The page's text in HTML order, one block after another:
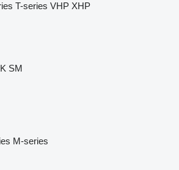
T-series VHP XHP
SM
M-series